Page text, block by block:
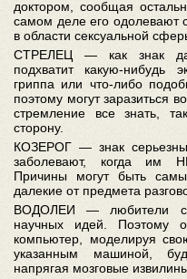
доктором, сообщая
самом деле его одолевают
в области сексуальной
СТРЕЛЕЦ — как знак
подхватит какую-нибудь
гриппа или что-либо
поэтому могут заразиться
стремление все знать,
сторону.
КОЗЕРОГ — знак
заболевают, когда им
Причины могут быть
далекие от предмета
ВОДОЛЕИ — любители
научных идей. Поэтому
компьютер, моделируя
указанным машиной,
напрягая мозговые